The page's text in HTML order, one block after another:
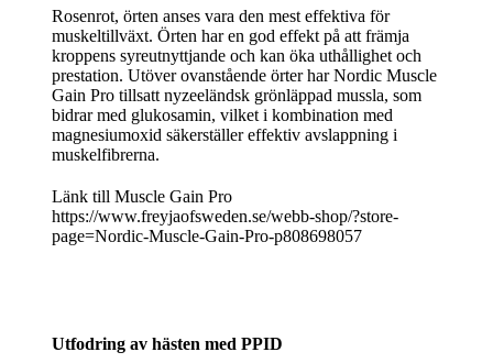
Rosenrot, örten anses vara den mest effektiva för
muskeltillväxt. Örten har en god effekt på att främja
kroppens syreutnyttjande och kan öka uthållighet och
prestation. Utöver ovanstående örter har Nordic Muscle
Gain Pro tillsatt nyzeeländsk grönläppad mussla, som
bidrar med glukosamin, vilket i kombination med
magnesiumoxid säkerställer effektiv avslappning i
muskelfibrerna.
Länk till Muscle Gain Pro
https://www.freyjaofsweden.se/webb-shop/?store-
page=Nordic-Muscle-Gain-Pro-p808698057
Utfodring av hästen med PPID